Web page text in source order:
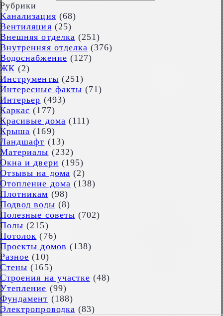
Рубрики
Kaнализация (68)
Вентиляция (25)
Внешняя отделка (251)
Внутренняя отделка (376)
Водоснабжение (127)
ЖК (2)
Инструменты (251)
Интересные факты (71)
Интерьер (493)
Каркас (177)
Красивые дома (111)
Крыша (169)
Ландшафт (13)
Материалы (232)
Окна и двери (195)
Отзывы на дома (2)
Отопление дома (138)
Плотникам (98)
Подвод воды (8)
Полезные советы (702)
Полы (215)
Потолок (76)
Проекты домов (138)
Разное (10)
Стены (165)
Строения на участке (48)
Утепление (99)
Фундамент (188)
Электропроводка (83)